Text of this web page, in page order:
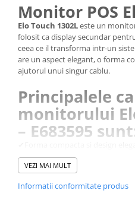
Monitor POS
Elo Touch 1302Leste un
folosit ca display secundar
ceea ce il transforma intr-un
are un aspect elegant, o forma
ajutorul unui singur cablu.
Principalele
monitorului
– E683595
✔Functionare cu un simplu cablu
alimentarea cu energie,
✔Certificare IPX1 pentru partea
VEZI MAI MULT
Informatii conformitate produs